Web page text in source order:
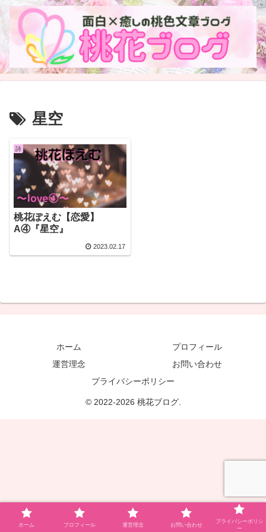
星空
詩
桃花ぽえむ【恋愛】
A④『星空』
2023.02.17
ホーム
プロフィール
運営理念
お問い合わせ
プライバシーポリシー
© 2022-2026 桃花ブログ.
ホーム プロフィール 運営理念 お問い合わせ
プライバシーポリシ
ー